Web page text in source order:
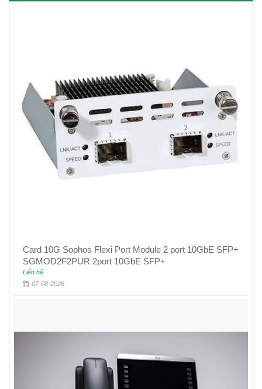
Card 10G Sophos Flexi Port Module 2 port 10GbE SFP+
SGMOD2F2PUR 2port 10GbE SFP+
Liên hệ
07-08-2026